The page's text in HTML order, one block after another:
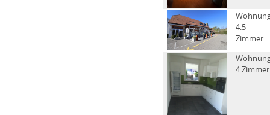
4.5
Zimmer
4 Zimmer